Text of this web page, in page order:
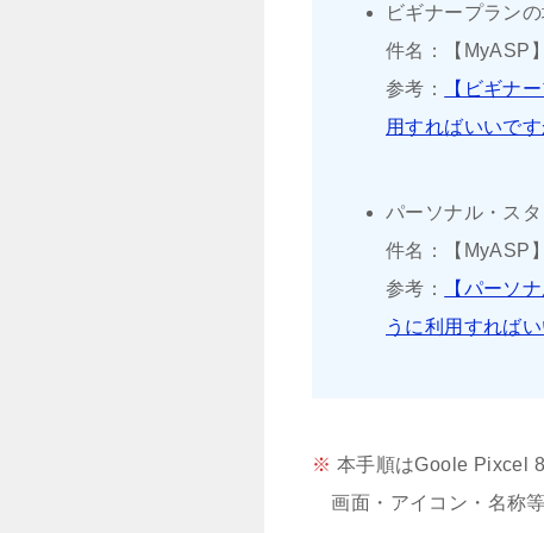
ビギナープラン
件名：【MyASP
参考：
【ビギナ
用すればいいです
パーソナル・ス
件名：【MyASP
参考：
【パーソ
うに利用すれば
※ 本手順はGoole Pixcel
画面・アイコン・名称